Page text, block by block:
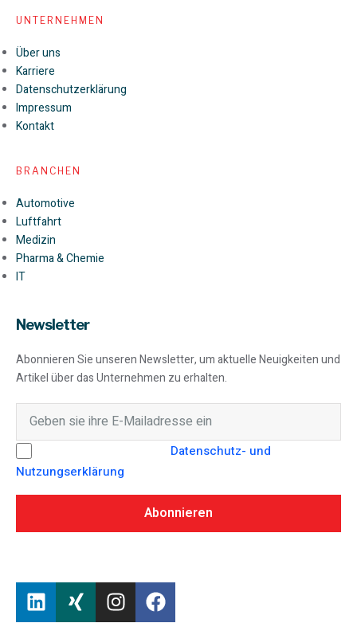
UNTERNEHMEN
Über uns
Karriere
Datenschutzerklärung
Impressum
Kontakt
BRANCHEN
Automotive
Luftfahrt
Medizin
Pharma & Chemie
IT
Newsletter
Abonnieren Sie unseren Newsletter, um aktuelle Neuigkeiten und
Artikel über das Unternehmen zu erhalten.
Datenschutz- und
Nutzungserklärung
Abonnieren